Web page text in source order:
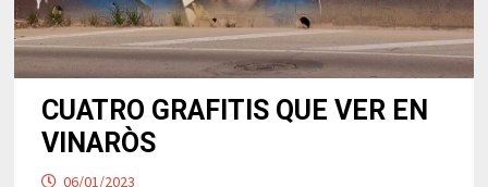
CUATRO GRAFITIS QUE VER EN
VINARÒS
06/01/2023